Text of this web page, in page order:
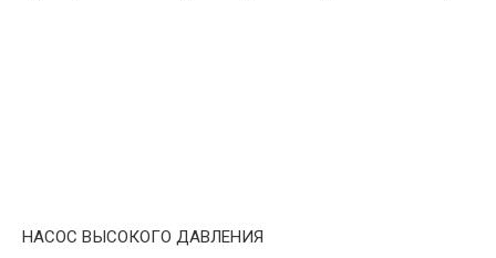
НАСОС ВЫСОКОГО ДАВЛЕНИЯ